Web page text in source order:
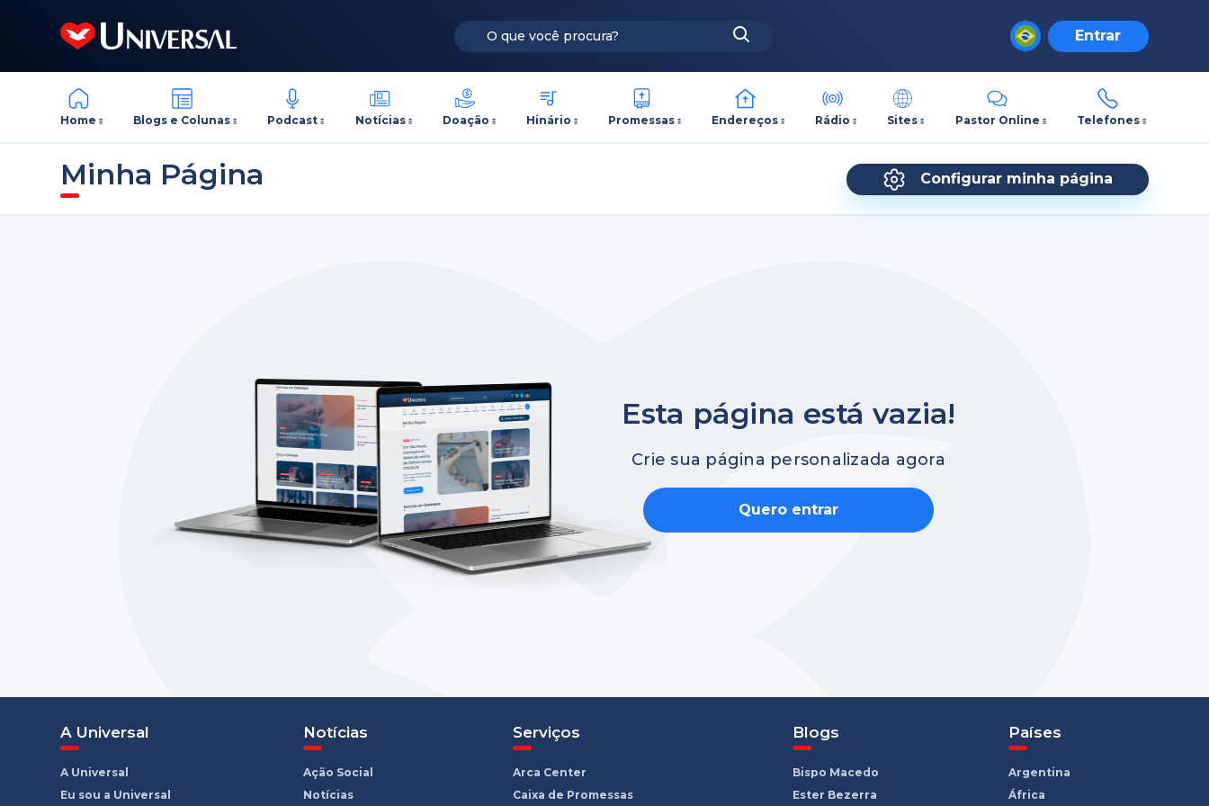
Entrar
Home Blogs e Colunas Podcast Notícias Doação Hinário Promessas Endereços Rádio Sites Pastor Online Telefones
Minha Página Configurar minha página
Esta página está vazia!
Crie sua página personalizada agora
Quero entrar
A Universal
A Universal
Eu sou a Universal
Notícias
Ação Social
Notícias
Serviços
Arca Center
Caixa de Promessas
Blogs
Bispo Macedo
Ester Bezerra
Países
Argentina
África